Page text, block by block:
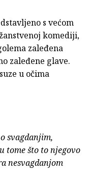
s većom
komediji,
zaleđena
zaleđene glave.
u očima
svagdanjim,
tome što to njegovo
nesvagdanjom